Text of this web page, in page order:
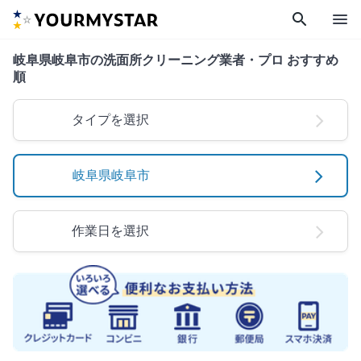
search menu
岐阜県岐阜市の洗面所クリーニング業者・プロ おすすめ
順
タイプを選択
岐阜県岐阜市
作業日を選択